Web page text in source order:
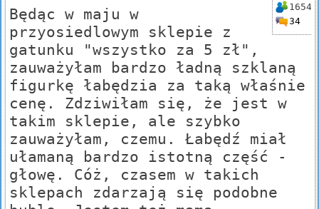
1654
34
Będąc w maju w
przyosiedlowym sklepie z
gatunku "wszystko za 5 zł",
zauważyłam bardzo ładną szklaną
figurkę łabędzia za taką właśnie
cenę. Zdziwiłam się, że jest w
takim sklepie, ale szybko
zauważyłam, czemu. Łabędź miał
ułamaną bardzo istotną część -
głowę. Cóż, czasem w takich
sklepach zdarzają się podobne